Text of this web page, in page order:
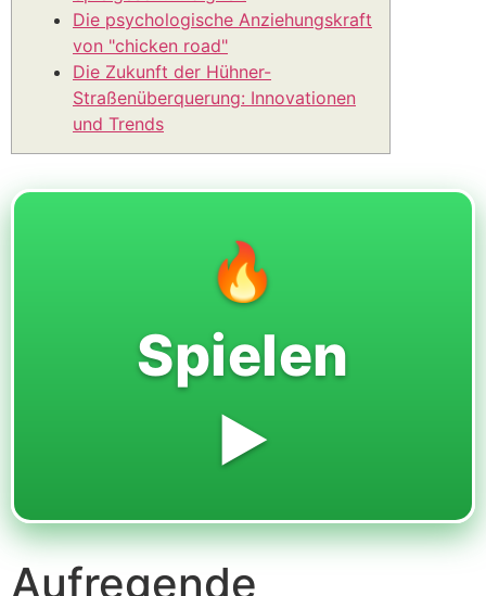
Die psychologische Anziehungskraft
von "chicken road"
Die Zukunft der Hühner-
Straßenüberquerung: Innovationen
und Trends
🔥
Spielen
▶️
Aufregende